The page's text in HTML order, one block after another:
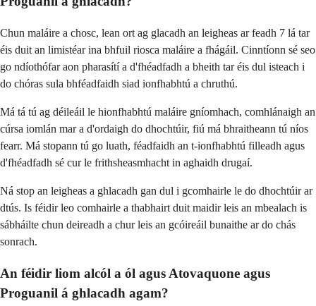
Chun maláire a chosc, lean ort ag glacadh an leigheas ar feadh 7 lá tar
éis duit an limistéar ina bhfuil riosca maláire a fhágáil. Cinntíonn sé seo
go ndíothófar aon pharasítí a d'fhéadfadh a bheith tar éis dul isteach i
do chóras sula bhféadfaidh siad ionfhabhtú a chruthú.
Má tá tú ag déileáil le hionfhabhtú maláire gníomhach, comhlánaigh an
cúrsa iomlán mar a d'ordaigh do dhochtúir, fiú má bhraitheann tú níos
fearr. Má stopann tú go luath, féadfaidh an t-ionfhabhtú filleadh agus
d'fhéadfadh sé cur le frithsheasmhacht in aghaidh drugaí.
Ná stop an leigheas a ghlacadh gan dul i gcomhairle le do dhochtúir ar
dtús. Is féidir leo comhairle a thabhairt duit maidir leis an mbealach is
sábháilte chun deireadh a chur leis an gcóireáil bunaithe ar do chás
sonrach.
An féidir liom alcól a ól agus Atovaquone agus
Proguanil á ghlacadh agam?